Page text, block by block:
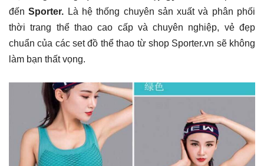
đếnSporter. Là hệ thống chuyên sản xuất và phân phối
thời trang thể thao cao cấp và chuyên nghiệp, vẻ đẹp
chuẩn của các set đồ thể thao từ shop Sporter.vn sẽ không
làm bạn thất vọng.